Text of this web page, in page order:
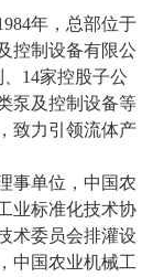
年，总部位于
控制设备有限公
14家控股子公
泵及控制设备等
致力引领流体产
事单位，中国农
业标准化技术协
术委员会排灌设
中国农业机械工